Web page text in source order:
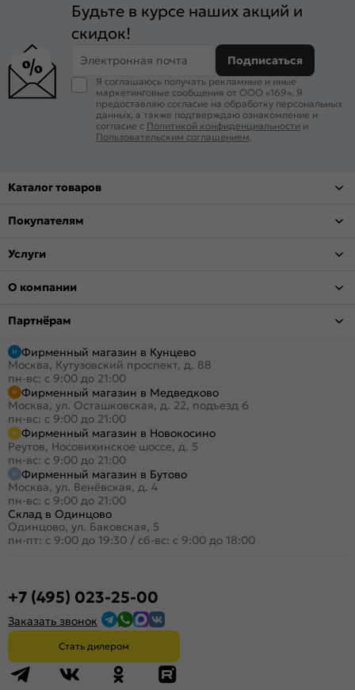
Будьте в курсе наших акций и
скидок!
Электронная почта Подписаться
Я соглашаюсь получать рекламные и иные
маркетинговые сообщения от ООО «169». Я
предоставляю согласие на обработку персональных
данных, а также подтверждаю ознакомление и
согласие с Политикой конфиденциальности и
Пользовательским соглашением.
Каталог товаров
Покупателям
Услуги
О компании
Партнёрам
Фирменный магазин в Кунцево
Москва, Кутузовский проспект, д. 88
пн-вс: с 9:00 до 21:00
Фирменный магазин в Медведково
Москва, ул. Осташковская, д. 22, подъезд 6
пн-вс: с 9:00 до 21:00
Фирменный магазин в Новокосино
Реутов, Носовихинское шоссе, д. 5
пн-вс: с 9:00 до 21:00
Фирменный магазин в Бутово
Москва, ул. Венёвская, д. 4
пн-вс: с 9:00 до 21:00
Склад в Одинцово
Одинцово, ул. Баковская, 5
пн-пт: с 9:00 до 19:30 / сб-вс: с 9:00 до 18:00
+7 (495) 023-25-00
Заказать звонок
Стать дилером